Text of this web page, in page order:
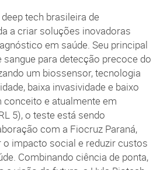
tech brasileira de
a criar soluções inovadoras
em saúde. Seu principal
sangue para detecção precoce do
um biossensor, tecnologia
baixa invasividade e baixo
e atualmente em
5), o teste está sendo
com a Fiocruz Paraná,
impacto social e reduzir custos
Combinando ciência de ponta,